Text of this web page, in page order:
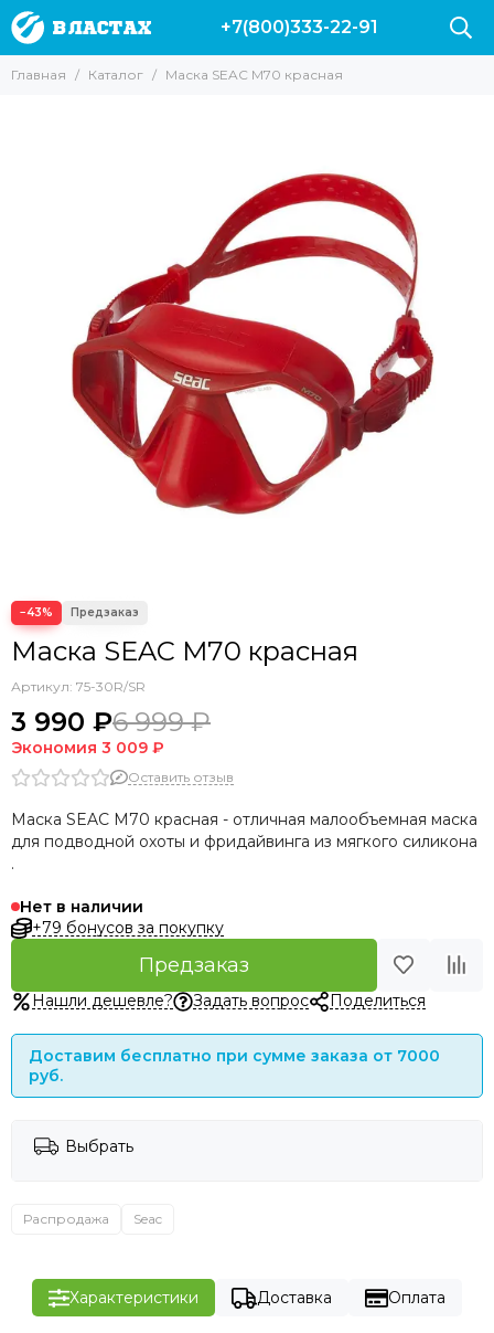
+7(800)333-22-91
Главная Каталог Маска SEAC M70 красная
−43%
Маска SEAC M70 красная
Артикул: 75-30R/SR
3 990 ₽6 999 ₽
Экономия 3 009 ₽
Оставить отзыв
Маска SEAC M70 красная - отличная малообъемная маска
для подводной охоты и фридайвинга из мягкого силикона
.
Нет в наличии
+79 бонусов за покупку
Предзаказ
Нашли дешевле? Задать вопрос Поделиться
Доставим бесплатно при сумме заказа от 7000
руб.
Выбрать
Распродажа Seac
Характеристики Доставка Оплата